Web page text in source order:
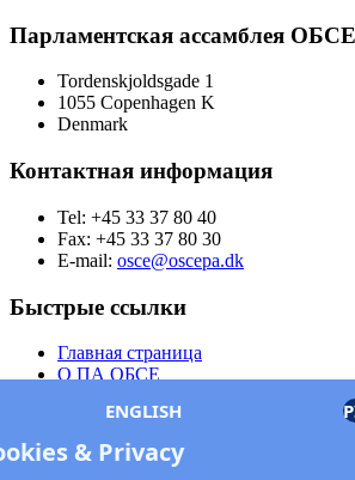
Парламентская ассамблея ОБСЕ
Tordenskjoldsgade 1
1055 Copenhagen K
Denmark
Контактная информация
Tel: +45 33 37 80 40
Fax: +45 33 37 80 30
E-mail: osce@oscepa.dk
Быстрые ссылки
Главная страница
О ПА ОБСЕ
Члены
Документы
OSCE.org
ENGLISH
& Privacy